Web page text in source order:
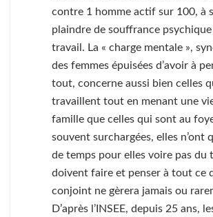
contre 1 homme actif sur 100, à
plaindre de souffrance psychique
travail. La « charge mentale »,
des femmes épuisées d’avoir à
tout, concerne aussi bien celles
travaillent tout en menant une
famille que celles qui sont au
souvent surchargées, elles n’ont
de temps pour elles voire pas du
doivent faire et penser à tout ce
conjoint ne gèrera jamais ou
D’après l’INSEE, depuis 25 ans,